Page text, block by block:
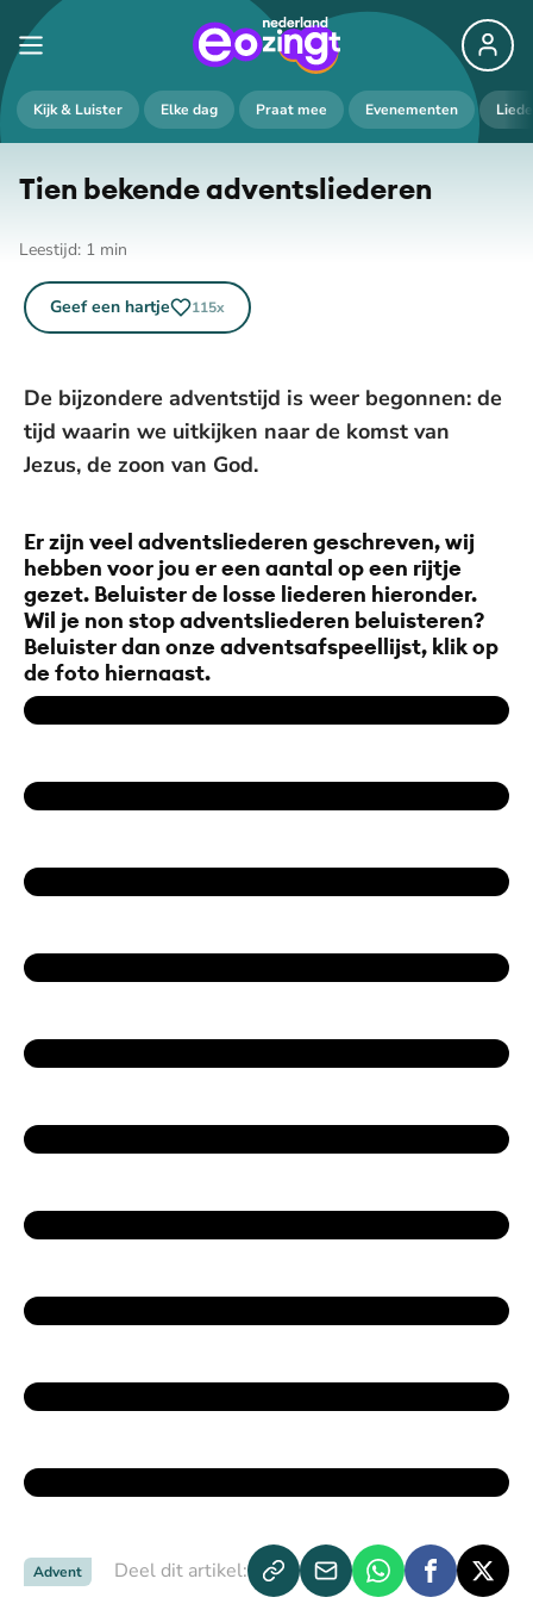
Kijk & Luister Elke dag Praat mee Evenementen
Tien bekende ad­vents­lie­de­ren
Leestijd: 1 min
Geef een hartje 115x
De bijzondere adventstijd is weer begonnen: de
tijd waarin we uitkijken naar de komst van
Jezus, de zoon van God.
Er zijn veel adventsliederen geschreven, wij
hebben voor jou er een aantal op een rijtje
gezet. Beluister de losse liederen hieronder.
Wil je non stop adventsliederen beluisteren?
Beluister dan onze adventsafspeellijst, klik op
de foto hiernaast.
Advent Deel dit artikel: